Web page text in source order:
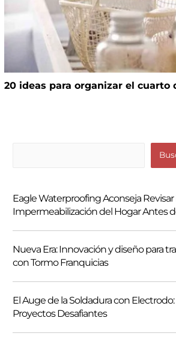
20 ideas para organizar el cuarto
c
a
r
Eagle Waterproofing Aconseja Revisar
Impermeabilización del Hogar Antes
Nueva Era: Innovación y diseño para
con Tormo Franquicias
El Auge de la Soldadura con
Proyectos Desafiantes